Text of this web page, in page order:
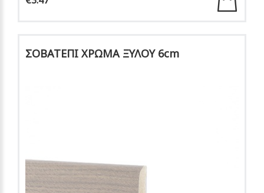
ΣΟΒΑΤΕΠΙ ΧΡΩΜΑ ΞΥΛΟΥ 6cm